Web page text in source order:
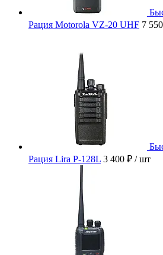
Рация Motorola VZ-20 UHF 7
Рация Lira P-128L 3 400 ₽ / шт